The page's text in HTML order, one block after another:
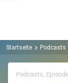
Startseite Podcasts